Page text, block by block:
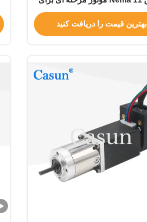
تجهیزات زیبایی
بهترین قیمت را دریافت کنید